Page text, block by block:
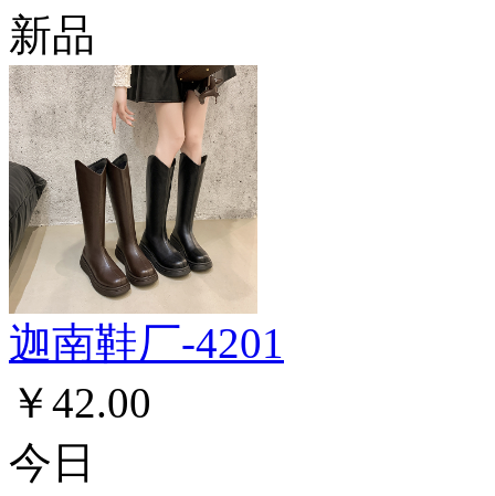
新品
迦南鞋厂-4201
￥42.00
今日